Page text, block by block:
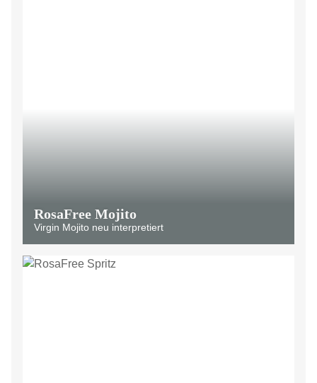
RosaFree Mojito
Virgin Mojito neu interpretiert